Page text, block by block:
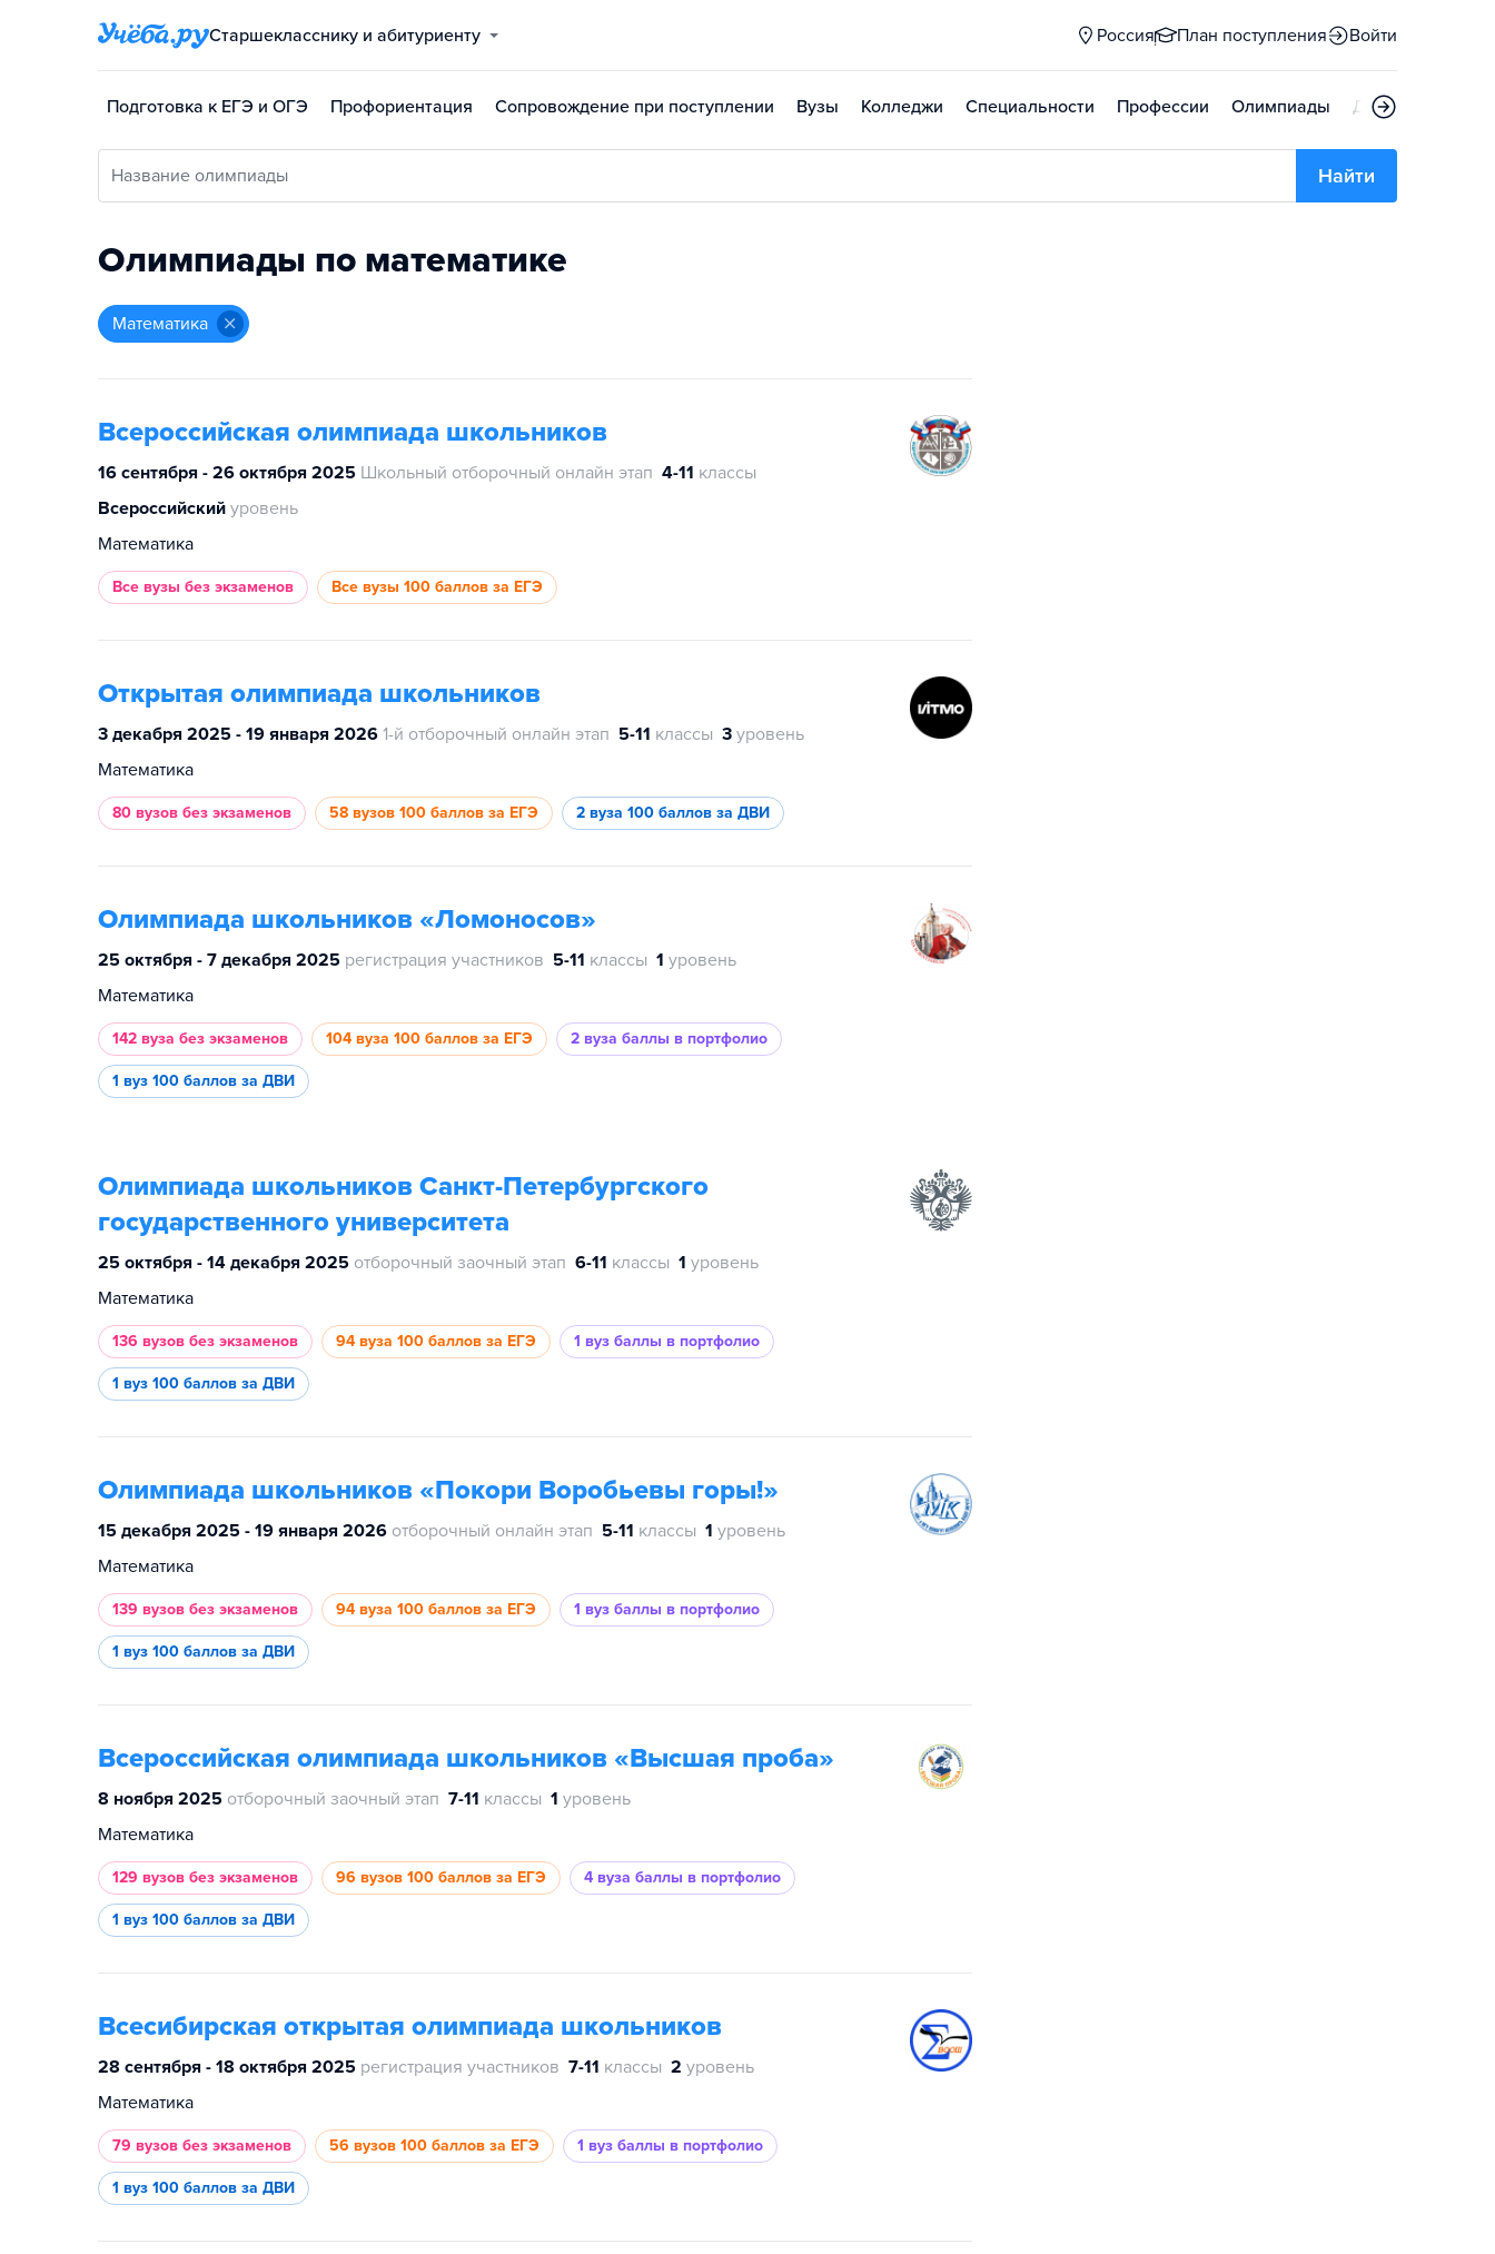
Старшекласснику и абитуриенту Россия План поступления Войти
Подготовка к ЕГЭ и ОГЭ Профориентация Сопровождение при поступлении Вузы Колледжи Специальности Профессии Олимпиады Дни открытых
Название олимпиады Найти
Олимпиады по математике
математика
Всероссийская олимпиада школьников
16 сентября - 26 октября 2025 Школьный отборочный онлайн этап 4-11 классы
Всероссийский уровень
Математика
Все вузы без экзаменов Все вузы 100 баллов за ЕГЭ
Открытая олимпиада школьников
3 декабря 2025 - 19 января 2026 1-й отборочный онлайн этап 5-11 классы 3 уровень
Математика
80 вузов без экзаменов 58 вузов 100 баллов за ЕГЭ 2 вуза 100 баллов за ДВИ
Олимпиада школьников «Ломоносов»
25 октября - 7 декабря 2025 регистрация участников 5-11 классы 1 уровень
Математика
142 вуза без экзаменов 104 вуза 100 баллов за ЕГЭ 2 вуза баллы в портфолио
1 вуз 100 баллов за ДВИ
Олимпиада школьников Санкт-Петербургского
государственного университета
25 октября - 14 декабря 2025 отборочный заочный этап 6-11 классы 1 уровень
Математика
136 вузов без экзаменов 94 вуза 100 баллов за ЕГЭ 1 вуз баллы в портфолио
1 вуз 100 баллов за ДВИ
Олимпиада школьников «Покори Воробьевы горы!»
15 декабря 2025 - 19 января 2026 отборочный онлайн этап 5-11 классы 1 уровень
Математика
139 вузов без экзаменов 94 вуза 100 баллов за ЕГЭ 1 вуз баллы в портфолио
1 вуз 100 баллов за ДВИ
Всероссийская олимпиада школьников «Высшая проба»
8 ноября 2025 отборочный заочный этап 7-11 классы 1 уровень
Математика
129 вузов без экзаменов 96 вузов 100 баллов за ЕГЭ 4 вуза баллы в портфолио
1 вуз 100 баллов за ДВИ
Всесибирская открытая олимпиада школьников
28 сентября - 18 октября 2025 регистрация участников 7-11 классы 2 уровень
Математика
79 вузов без экзаменов 56 вузов 100 баллов за ЕГЭ 1 вуз баллы в портфолио
1 вуз 100 баллов за ДВИ